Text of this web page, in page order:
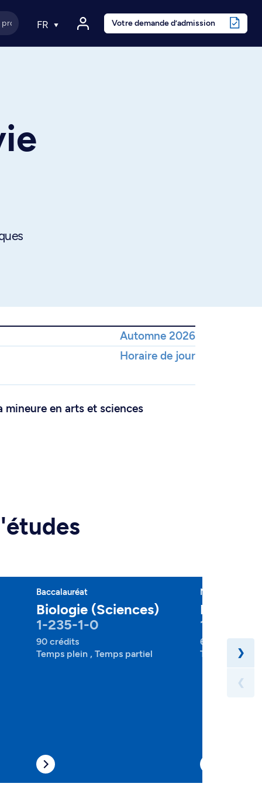
FR Votre demande d’admission
Automne 2026
Horaire de jour
mineure en arts et sciences
Baccalauréat
Biologie (Sciences)
1-235-1-0
90 crédits
Temps plein , Temps partiel
Majeure
Biologie
1-235-2-
60 crédits
Temps plein ,
❯
❮